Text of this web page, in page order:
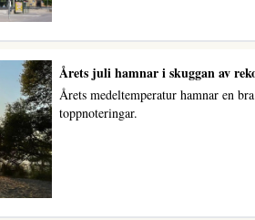
Årets juli hamnar i skuggan av
Årets medeltemperatur hamnar en
toppnoteringar.